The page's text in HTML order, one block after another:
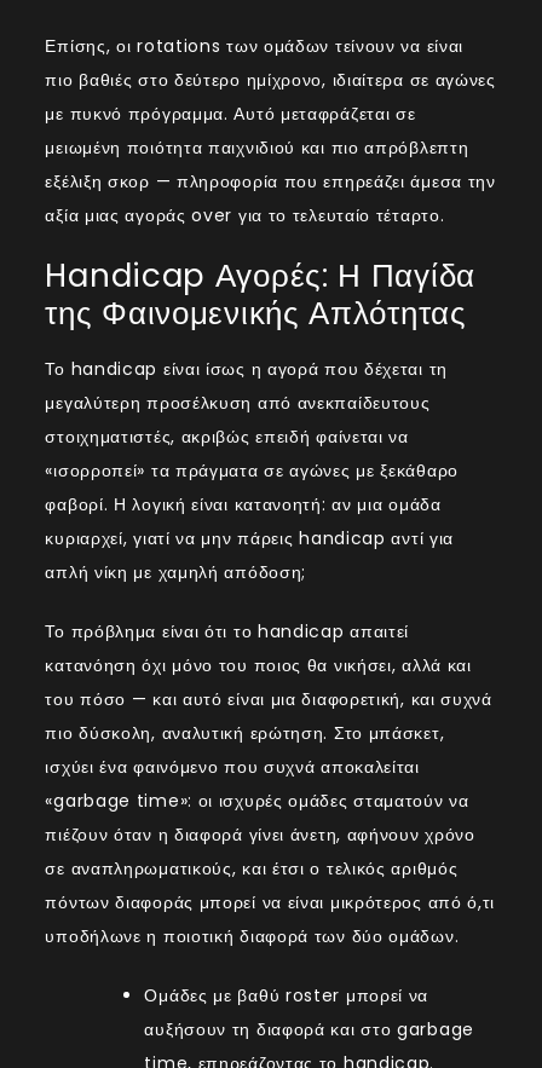
Επίσης, οι rotations των ομάδων τείνουν να είναι
πιο βαθιές στο δεύτερο ημίχρονο, ιδιαίτερα σε αγώνες
με πυκνό πρόγραμμα. Αυτό μεταφράζεται σε
μειωμένη ποιότητα παιχνιδιού και πιο απρόβλεπτη
εξέλιξη σκορ — πληροφορία που επηρεάζει άμεσα την
αξία μιας αγοράς over για το τελευταίο τέταρτο.
Handicap Αγορές: Η Παγίδα
της Φαινομενικής Απλότητας
Το handicap είναι ίσως η αγορά που δέχεται τη
μεγαλύτερη προσέλκυση από ανεκπαίδευτους
στοιχηματιστές, ακριβώς επειδή φαίνεται να
«ισορροπεί» τα πράγματα σε αγώνες με ξεκάθαρο
φαβορί. Η λογική είναι κατανοητή: αν μια ομάδα
κυριαρχεί, γιατί να μην πάρεις handicap αντί για
απλή νίκη με χαμηλή απόδοση;
Το πρόβλημα είναι ότι το handicap απαιτεί
κατανόηση όχι μόνο του ποιος θα νικήσει, αλλά και
του πόσο — και αυτό είναι μια διαφορετική, και συχνά
πιο δύσκολη, αναλυτική ερώτηση. Στο μπάσκετ,
ισχύει ένα φαινόμενο που συχνά αποκαλείται
«garbage time»: οι ισχυρές ομάδες σταματούν να
πιέζουν όταν η διαφορά γίνει άνετη, αφήνουν χρόνο
σε αναπληρωματικούς, και έτσι ο τελικός αριθμός
πόντων διαφοράς μπορεί να είναι μικρότερος από ό,τι
υποδήλωνε η ποιοτική διαφορά των δύο ομάδων.
Ομάδες με βαθύ roster μπορεί να
αυξήσουν τη διαφορά και στο garbage
time, επηρεάζοντας το handicap.